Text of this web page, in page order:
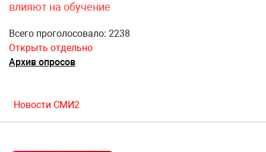
влияют на обучение
Всего проголосовало: 2238
Открыть отдельно
Архив опросов
Новости СМИ2